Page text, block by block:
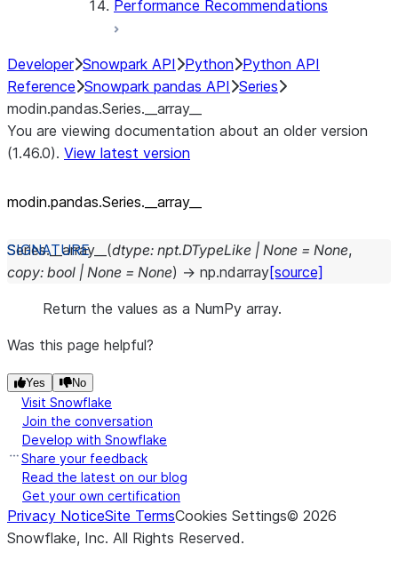
Performance Recommendations
Developer Snowpark API Python Python API
Reference Snowpark pandas API Series
modin.pandas.Series.__array__
You are viewing documentation about an older version
(1.46.0). View latest version
modin.pandas.Series._ array_
Series.__array__ (dtype: npt.DTypeLike | None = None,
copy: bool | None = None) → np.ndarray[source]
Return the values as a NumPy array.
Was this page helpful?
Yes No
Visit Snowflake
Join the conversation
Develop with Snowflake
Share your feedback
Read the latest on our blog
Get your own certification
Privacy NoticeSite TermsCookies Settings© 2026
Snowflake, Inc. All Rights Reserved.